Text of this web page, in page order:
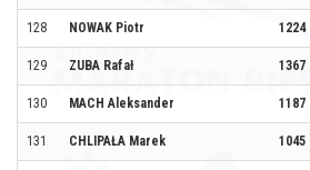
128 NOWAK Piotr 1224
129 ZUBA Rafał 1367
130 MACH Aleksander 1187
131 CHLIPAŁA Marek 1045